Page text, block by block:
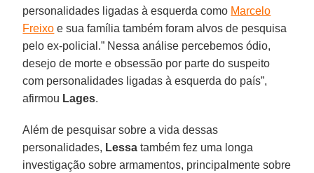
personalidades ligadas à esquerda como Marcelo
Freixo e sua família também foram alvos de pesquisa
pelo ex-policial.” Nessa análise percebemos ódio,
desejo de morte e obsessão por parte do suspeito
com personalidades ligadas à esquerda do país”,
afirmou Lages.
Além de pesquisar sobre a vida dessas
personalidades, Lessa também fez uma longa
investigação sobre armamentos, principalmente sobre